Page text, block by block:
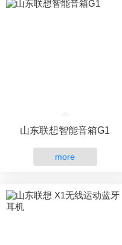
山东联想智能音箱G1
more